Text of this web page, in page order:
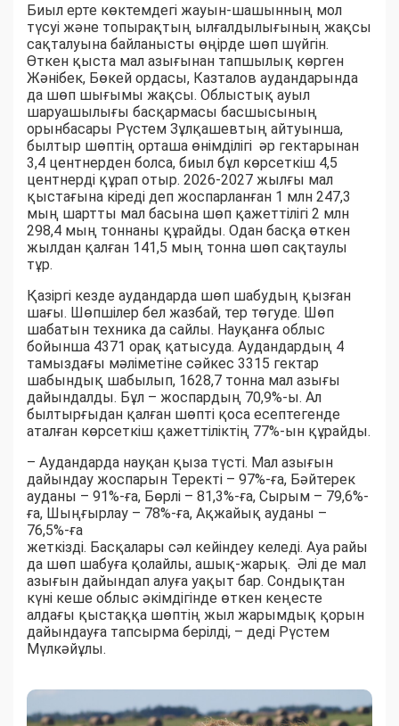
Биыл ерте көктемдегі жауын-шашынның мол
түсуі және топырақтың ылғалдылығының жақсы
сақталуына байланысты өңірде шөп шүйгін.
Өткен қыста мал азығынан тапшылық көрген
Жәнібек, Бөкей ордасы, Казталов аудандарында
да шөп шығымы жақсы. Облыстық ауыл
шаруашылығы басқармасы басшысының
орынбасары Рүстем Зұлқашевтың айтуынша,
былтыр шөптің орташа өнімділігі әр гектарынан
3,4 центнерден болса, биыл бұл көрсеткіш 4,5
центнерді құрап отыр. 2026-2027 жылғы мал
қыстағына кіреді деп жоспарланған 1 млн 247,3
мың шартты мал басына шөп қажеттілігі 2 млн
298,4 мың тоннаны құрайды. Одан басқа өткен
жылдан қалған 141,5 мың тонна шөп сақтаулы
тұр.
Қазіргі кезде аудандарда шөп шабудың қызған
шағы. Шөпшілер бел жазбай, тер төгуде. Шөп
шабатын техника да сайлы. Науқанға облыс
бойынша 4371 орақ қатысуда. Аудандардың 4
тамыздағы мәліметіне сәйкес 3315 гектар
шабындық шабылып, 1628,7 тонна мал азығы
дайындалды. Бұл – жоспардың 70,9%-ы. Ал
былтырғыдан қалған шөпті қоса есептегенде
аталған көрсеткіш қажеттіліктің 77%-ын құрайды.
– Аудандарда науқан қыза түсті. Мал азығын
дайындау жоспарын Теректі – 97%-ға, Бәйтерек
ауданы – 91%-ға, Бөрлі – 81,3%-ға, Сырым – 79,6%-
ға, Шыңғырлау – 78%-ға, Ақжайық ауданы –
76,5%-ға
жеткізді. Басқалары сәл кейіндеу келеді. Ауа райы
да шөп шабуға қолайлы, ашық-жарық. Әлі де мал
азығын дайындап алуға уақыт бар. Сондықтан
күні кеше облыс әкімдігінде өткен кеңесте
алдағы қыстаққа шөптің жыл жарымдық қорын
дайындауға тапсырма берілді, – деді Рүстем
Мүлкәйұлы.